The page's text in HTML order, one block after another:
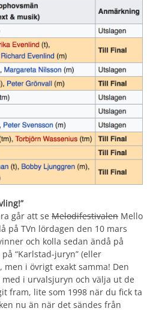
går att se Melodifestivalen Mello
på TVn lördagen den 10 mars
och kolla sedan ändå på
“Karlstad-juryn” (eller
i övrigt exakt samma! Den
i urvalsjuryn och välja ut de
fram, lite som 1998 när du fick ta
nu än när det sändes från